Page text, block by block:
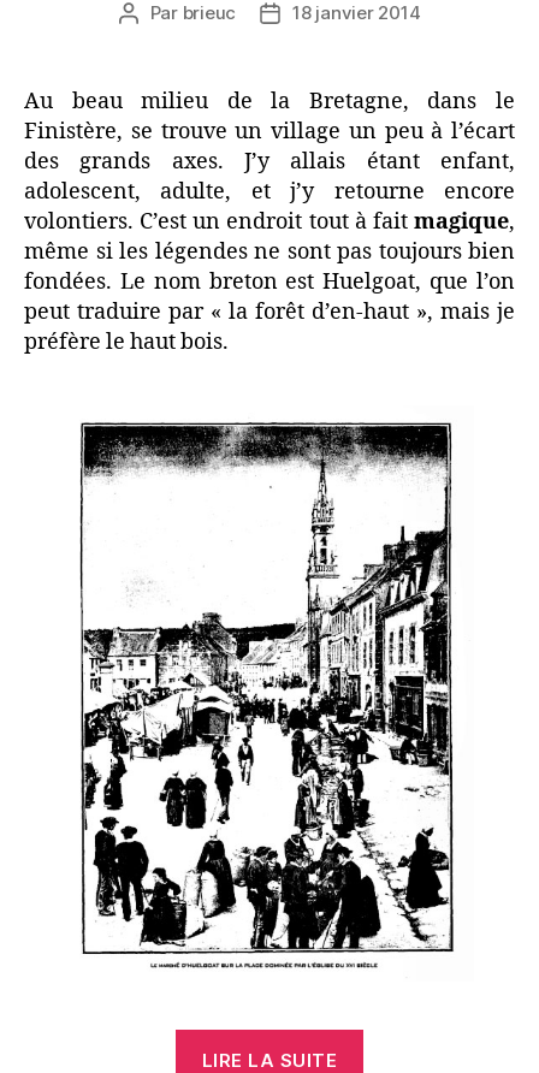
Auteur
Par brieuc
Date18 janvier 2014
Au beau milieu de la Bretagne, dans le
Finistère, se trouve un village un peu à l’écart
des grands axes. J’y allais étant enfant,
adolescent, adulte, et j’y retourne encore
volontiers. C’est un endroit tout à fait magique,
même si les légendes ne sont pas toujours bien
fondées. Le nom breton est Huelgoat, que l’on
peut traduire par « la forêt d’en-haut », mais je
préfère le haut bois.
LIRE LA SUITE